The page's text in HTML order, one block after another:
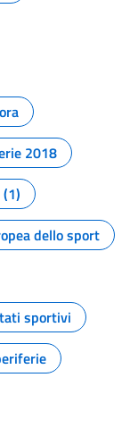
2018
dello sport
sportivi